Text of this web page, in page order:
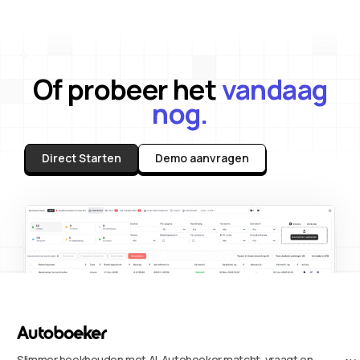
Of probeer hetvandaag
nog.
Direct Starten Demo aanvragen